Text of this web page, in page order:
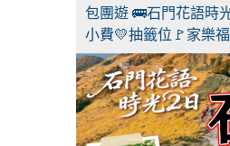
包團遊 🚌石門花語時
小費💛抽籤位🚩家樂